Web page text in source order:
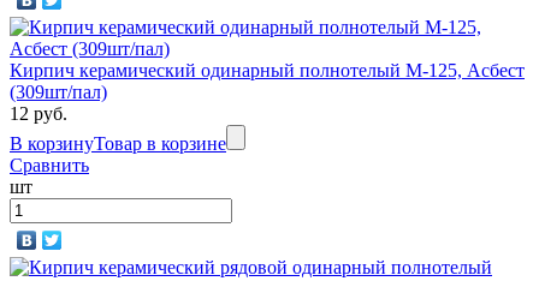
Кирпич керамический одинарный полнотелый М-125, Асбест
(309шт/пал)
12 руб.
В корзинуТовар в корзине
Сравнить
шт